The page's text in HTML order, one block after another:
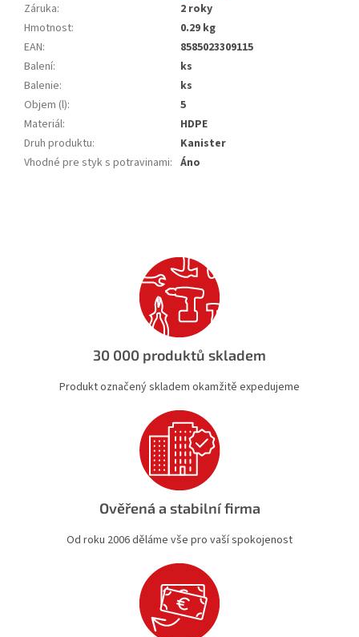
Záruka:
2 roky
Hmotnost:
0.29 kg
EAN:
8585023309115
Balení:
ks
Balenie:
ks
Objem (l):
5
Materiál:
HDPE
Druh produktu:
Kanister
Vhodné pre styk s potravinami: Áno
30 000 produktů skladem
Produkt označený skladem okamžitě expedujeme
Ověřená a stabilní firma
Od roku 2006 děláme vše pro vaší spokojenost